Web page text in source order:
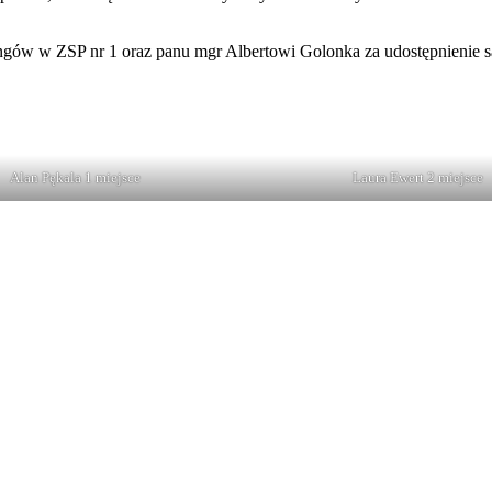
w ZSP nr 1 oraz panu mgr Albertowi Golonka za
Alan Pękala 1 miejsce Laura Ewert 2 miejsce